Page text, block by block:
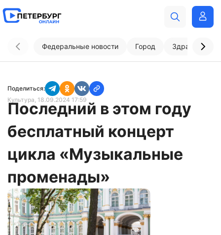
Федеральные новости Город
Поделиться:
Культура, 18.09.2024 17:59
Последний в этом году
бесплатный концерт
цикла «Музыкальные
променады»